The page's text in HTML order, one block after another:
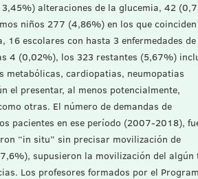
alteraciones de la glucemia, 42
niños 277 (4,86%) en los que
16 escolares con hasta 3 enfermedades
4 (0,02%), los 323 restantes (5,67%)
metabólicas, cardiopatias, neumopatias
el presentar, al menos potencialmente,
otras. El número de demandas de
pacientes en ese período (2007-2018),
“in situ” sin precisar movilización de
supusieron la movilización del algún
Los profesores formados por el